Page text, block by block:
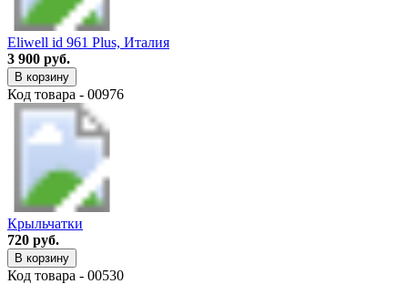
Eliwell id 961 Plus, Италия
3 900 руб.
В корзину
Код товара - 00976
Крыльчатки
720 руб.
В корзину
Код товара - 00530